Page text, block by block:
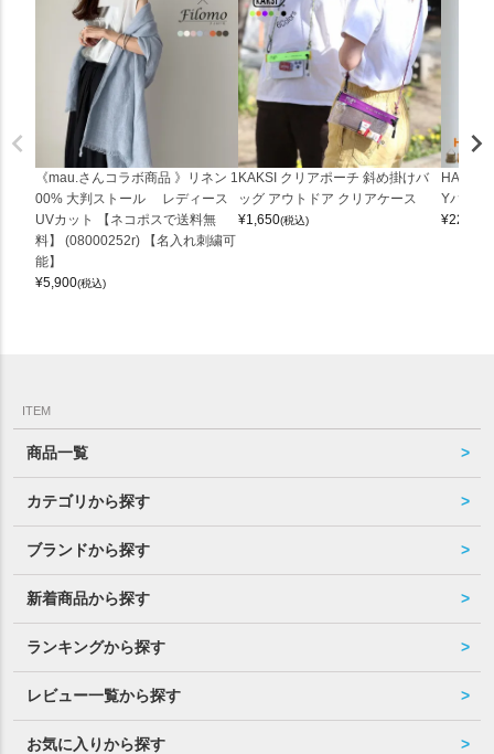
《mau.さんコラボ商品 》リネン 1
00% 大判ストール レディース
UVカット 【ネコポスで送料無
料】 (08000252r) 【名入れ刺繍可
能】
¥5,900(税込)
KAKSI クリアポーチ 斜め掛けバ
ッグ アウトドア クリアケース
¥1,650(税込)
Yバッグ
¥22,000
ITEM
商品一覧
カテゴリから探す
ブランドから探す
新着商品から探す
ランキングから探す
レビュー一覧から探す
お気に入りから探す